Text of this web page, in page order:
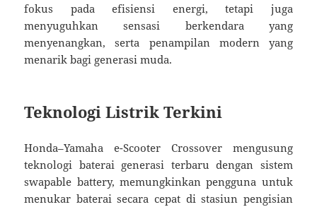
fokus pada efisiensi energi, tetapi juga
menyuguhkan sensasi berkendara yang
menyenangkan, serta penampilan modern yang
menarik bagi generasi muda.
Teknologi Listrik Terkini
Honda–Yamaha e-Scooter Crossover mengusung
teknologi baterai generasi terbaru dengan sistem
swapable battery, memungkinkan pengguna untuk
menukar baterai secara cepat di stasiun pengisian